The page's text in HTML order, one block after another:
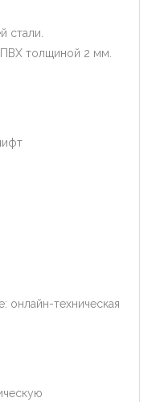
стали.
ПВХ толщиной 2 мм.
онлайн-техническая